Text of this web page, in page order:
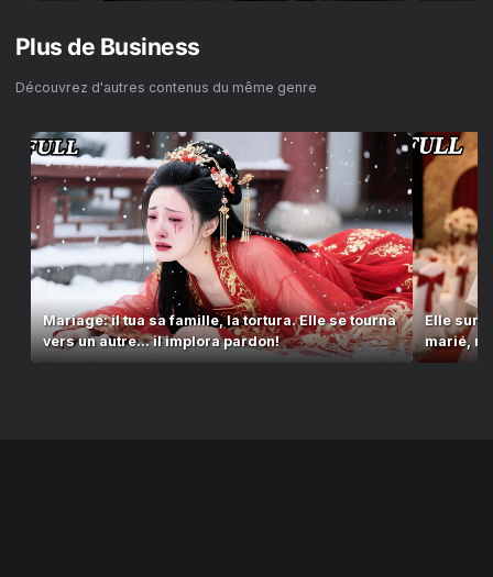
Plus de Business
Découvrez d'autres contenus du même genre
Mariage: il tua sa famille, la tortura. Elle se tourna
vers un autre... il implora pardon!
Elle
marié,